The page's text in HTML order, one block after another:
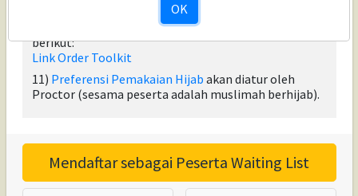
10) Rekomendasi Toolkit Ujian (Mini Whiteboard,
Spidol dan/atau Penghapus) dapat diorder pada link
berikut:
Link Order Toolkit
11) Preferensi Pemakaian Hijab akan diatur oleh
Proctor (sesama peserta adalah muslimah berhijab).
Mendaftar sebagai Peserta Waiting List
OK